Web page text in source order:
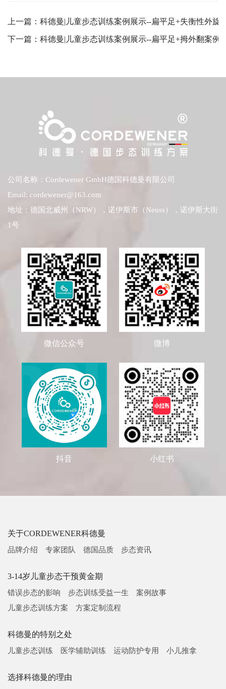
上一篇： 科德曼|儿童步态训练案例展示--扁平足+失衡性外旋
下一篇： 科德曼|儿童步态训练案例展示--扁平足+拇外翻案例
公司名称：Cordewener GmbH德国科德曼有限公司
Email: cordewener@163.com
地址：德国北威州（NRW），诺伊斯市（Neuss），诺伊斯大街
1号
微信公众号 微博
抖音 小红书
关于CORDEWENER科德曼
品牌介绍 专家团队 德国品质 步态资讯
3-14岁儿童步态干预黄金期
错误步态的影响 步态训练受益一生
案例故事
儿童步态训练方案
方案定制流程
科德曼的特别之处
儿童步态训练 医学辅助训练 运动防护专用 小儿推拿
选择科德曼的理由